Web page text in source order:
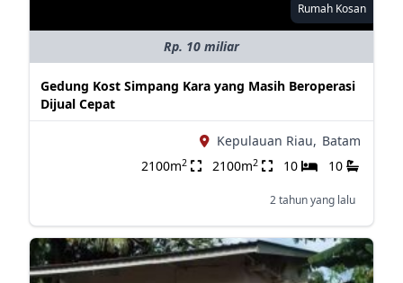
Rumah Kosan
Rp. 10 miliar
Gedung Kost Simpang Kara yang Masih Beroperasi
Dijual Cepat
Kepulauan Riau, Batam
2100m2 2100m2 10 10
2 tahun yang lalu